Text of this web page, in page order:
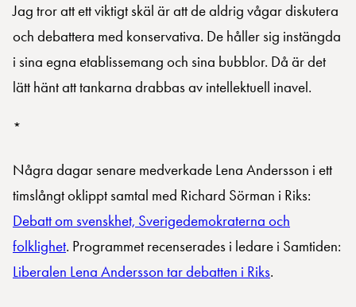
Jag tror att ett viktigt skäl är att de aldrig vågar diskutera
och debattera med konservativa. De håller sig instängda
i sina egna etablissemang och sina bubblor. Då är det
lätt hänt att tankarna drabbas av intellektuell inavel.
*
Några dagar senare medverkade Lena Andersson i ett
timslångt oklippt samtal med Richard Sörman i Riks:
Debatt om svenskhet, Sverigedemokraterna och
folklighet. Programmet recenserades i ledare i Samtiden:
Liberalen Lena Andersson tar debatten i Riks.